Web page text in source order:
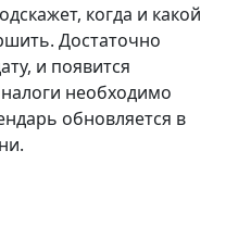
когда и какой
Достаточно
и появится
необходимо
обновляется в